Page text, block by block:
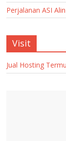
Perjalanan ASI
Visit
Jual Hosting